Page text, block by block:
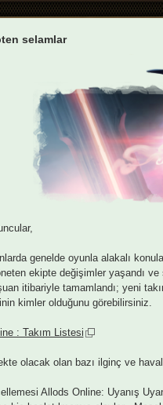
selamlar
genelde oyunla alakalı
ekipte değişimler yaşandı
itibariyle tamamlandı; yeni
kimler olduğunu görebilirsiniz.
: Takım Listesi
olacak olan bazı ilginç ve
Allods Online: Uyanış